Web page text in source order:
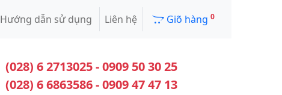
Hướng dẫn sử dụng Liên hệ Giõ hàng 0
(028) 6 2713025 - 0909 50 30 25
(028) 6 6863586 - 0909 47 47 13